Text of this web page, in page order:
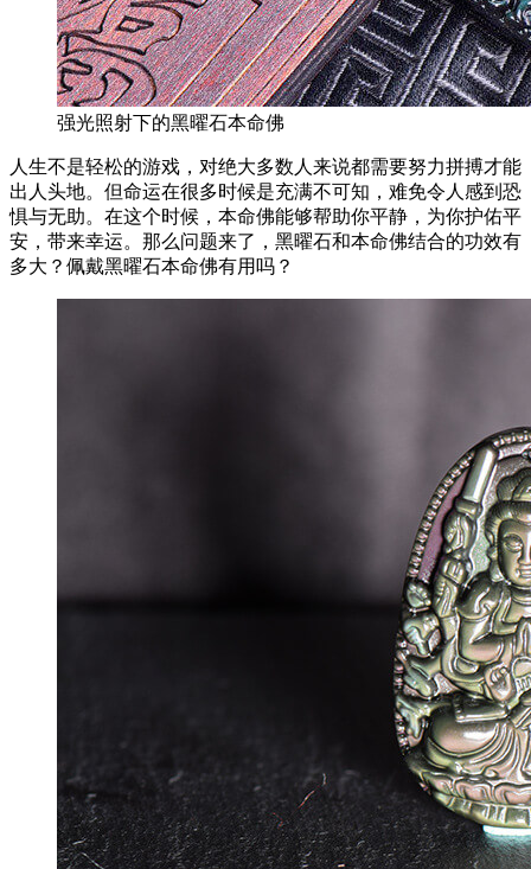
强光照射下的黑曜石本命佛
人生不是轻松的游戏，对绝大多数人来说都需要努力拼搏才能
出人头地。但命运在很多时候是充满不可知，难免令人感到恐
惧与无助。在这个时候，本命佛能够帮助你平静，为你护佑平
安，带来幸运。那么问题来了，黑曜石和本命佛结合的功效有
多大？佩戴黑曜石本命佛有用吗？